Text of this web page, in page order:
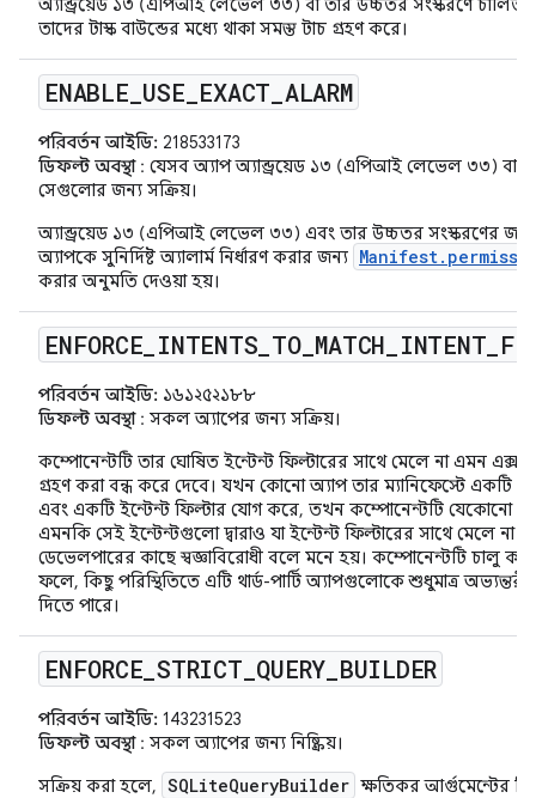
অ্যান্ড্রয়েড ১৩ (এপিআই লেভেল ৩৩) বা তার উচ্চতর সংস্করণে চালিত
তাদের টাস্ক বাউন্ডের মধ্যে থাকা সমস্ত টাচ গ্রহণ করে।
ENABLE USE EXACT ALARM
পরিবর্তন আইডি: 218533173
ডিফল্ট অবস্থা: যেসব অ্যাপ অ্যান্ড্রয়েড ১৩ (এপিআই লেভেল ৩৩) বা
সেগুলোর জন্য সক্রিয়।
অ্যান্ড্রয়েড ১৩ (এপিআই লেভেল ৩৩) এবং তার উচ্চতর সংস্করণের জন্য
অ্যাপকে সুনির্দিষ্ট অ্যালার্ম নির্ধারণ করার জন্য
করার অনুমতি দেওয়া হয়।
ENFORCE INTENTS TO_ MATCH INTENT
পরিবর্তন আইডি: ১৬১২৫২১৮৮
ডিফল্ট অবস্থা: সকল অ্যাপের জন্য সক্রিয়।
কম্পোনেন্টটি তার ঘোষিত ইন্টেন্ট ফিল্টারের সাথে মেলে না এমন
গ্রহণ করা বন্ধ করে দেবে। যখন কোনো অ্যাপ তার ম্যানিফেস্টে একটি
এবং একটি ইন্টেন্ট ফিল্টার যোগ করে, তখন কম্পোনেন্টটি যেকোনো
এমনকি সেই ইন্টেন্টগুলো দ্বারাও যা ইন্টেন্ট ফিল্টারের সাথে মেলে
ডেভেলপারের কাছে স্বজ্ঞাবিরোধী বলে মনে হয়। কম্পোনেন্টটি চালু
ফলে, কিছু পরিস্থিতিতে এটি থার্ড-পার্টি অ্যাপগুলোকে শুধুমাত্র
দিতে পারে।
ENFORCE STRICT QUERY BUILDER
পরিবর্তন আইডি: 143231523
ডিফল্ট অবস্থা: সকল অ্যাপের জন্য নিষ্ক্রিয়।
সক্রিয় করা হলে, SQLiteQueryBuilder ক্ষতিকর আর্গুমেন্টের